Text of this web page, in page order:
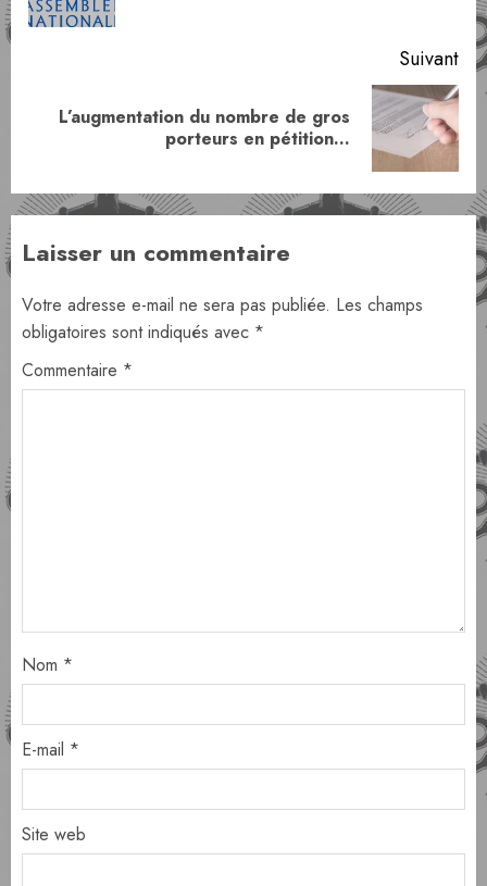
Suivant
Article
L’augmentation du nombre de gros
porteurs en pétition…
Laisser un commentaire
Votre adresse e-mail ne sera pas publiée. Les champs
obligatoires sont indiqués avec *
Commentaire *
Nom *
E-mail *
Site web